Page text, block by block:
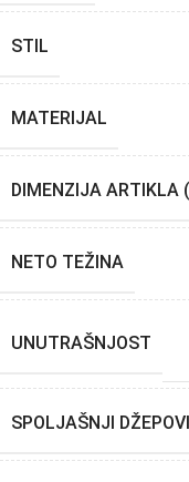
STIL
MATERIJAL
DIMENZIJA ARTIKLA
NETO TEŽINA
UNUTRAŠNJOST
SPOLJAŠNJI DŽEPOVI